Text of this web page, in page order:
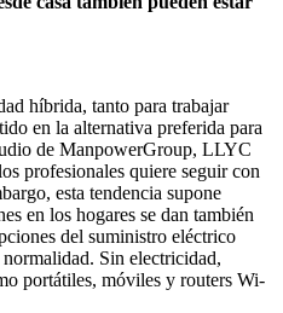
híbrida, tanto para trabajar
en la alternativa preferida para
de ManpowerGroup, LLYC
profesionales quiere seguir con
esta tendencia supone
en los hogares se dan también
del suministro eléctrico
Sin electricidad,
portátiles, móviles y routers Wi-